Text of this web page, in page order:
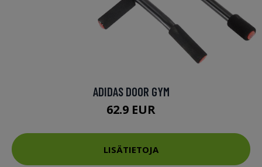
ADIDAS DOOR GYM
62.9 EUR
LISÄTIETOJA